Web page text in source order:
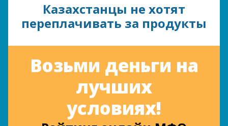
Казахстанцы не хотят
переплачивать за продукты
Возьми деньги на
лучших
условиях!